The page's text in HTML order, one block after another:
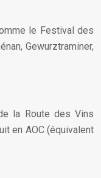
le Festival des
Gewurztraminer,
la Route des Vins
en AOC (équivalent